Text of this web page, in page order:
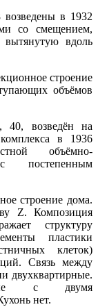
в 1932
со смещением,
вдоль
строение
объёмов
возведён на
комплекса в 1936
объёмно-
постепенным
строение дома.
Z. Композиция
структуру
пластики
клеток)
Связь между
двухквартирные.
с двумя
нет.